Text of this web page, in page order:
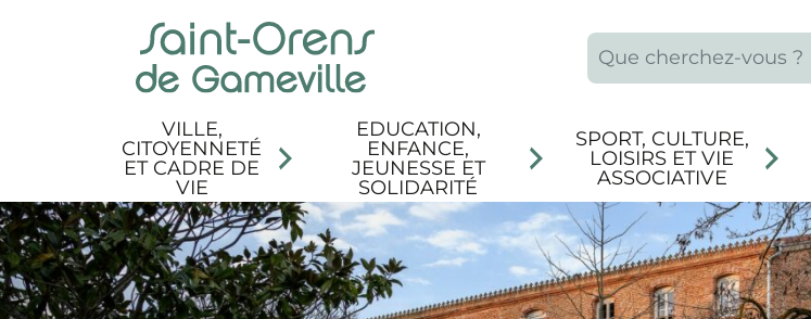
Que recherchez-vous ?
VILLE,
CITOYENNETÉ
ET CADRE DE
VIE
EDUCATION,
ENFANCE,
JEUNESSE ET
SOLIDARITÉ
SPORT, CULTURE,
LOISIRS ET VIE
ASSOCIATIVE